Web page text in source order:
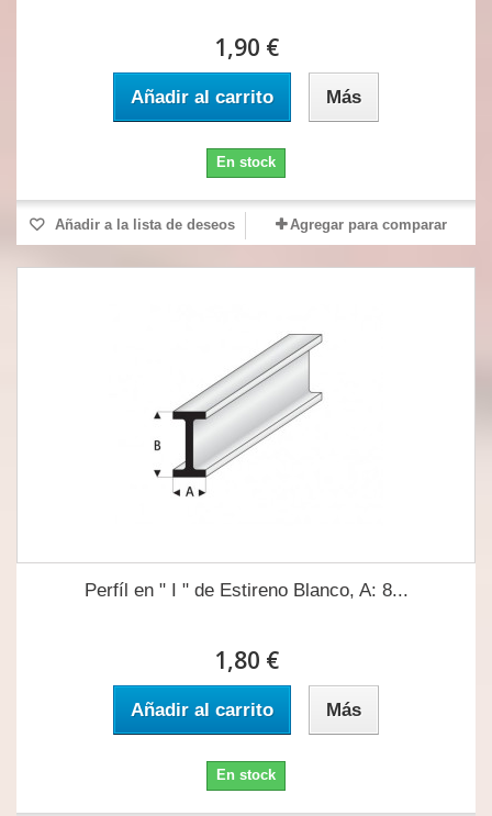
1,90 €
Añadir al carrito Más
En stock
Añadir a la lista de deseos Agregar para comparar
Perfíl en " I " de Estireno Blanco, A: 8...
1,80 €
Añadir al carrito Más
En stock